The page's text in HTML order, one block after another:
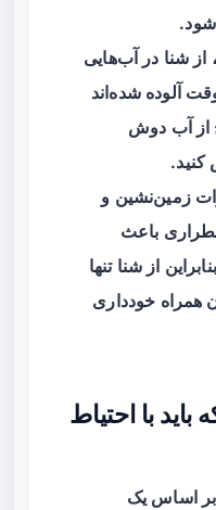
شنا در آب‌هایی
آلوده شده‌اند
از آب دوش
کنید.
زمین‌نشین و
باعث
از شنا تنها
همراه خودداری
با احتیاط
بر اساس یک